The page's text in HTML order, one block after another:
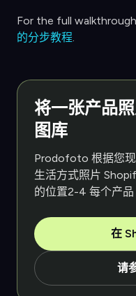
For the full
的分步教程
将一张产品
图库
Prodofoto 根据您
生活方式照片
的位置2-4 每个产品
在
请